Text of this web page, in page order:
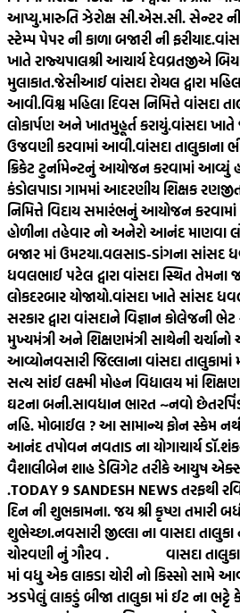
આપ્યુ.મારુતિ ઝેરોક્ષ સી.એસ.સી. સેન્ટર
સ્ટેમ્પ પેપર ની કાળા બજારી ની ફરીયાદ.
ખાતે રાજ્યપાલશ્રી આચાર્ય દેવવ્રતજીએ
મુલાકાત.જેસીઆઈ વાંસદા રોયલ દ્વારા
આવી.વિશ્વ મહિલા દિવસ નિમિત્તે વાંસદા
લોકાર્પણ અને ખાતમુહૂર્ત કરાયું.વાંસદા
ઉજવણી કરવામાં આવી.વાંસદા તાલુકાના
ક્રિકેટ ટુર્નામેન્ટનું આયોજન કરવામાં આવ્યું
કંડોલપાડા ગામમાં આદરણીય શિક્ષક
નિમિત્તે વિદાય સમારંભનું આયોજન
હોળીના તહેવાર નો અનેરો આનંદ માણવા
બજાર માં ઉમટયા.વલસાડ-ડાંગના સાંસદ
ધવલભાઈ પટેલ દ્વારા વાંસદા સ્થિત તેમના
લોકદરબાર યોજાયો.વાંસદા ખાતે સાંસદ
સરકાર દ્વારા વાંસદાને વિજ્ઞાન કોલેજની
મુખ્યમંત્રી અને શિક્ષણમંત્રી સાથેની
આવ્યોનવસારી જિલ્લાના વાંસદા
સત્ય સાંઈ લક્ષ્મી મોહન વિદ્યાલય માં
ઘટના બની.સાવધાન ભારત ~નવો
નહિ. મોબાઈલ ? આ સામાન્ય ફોન સ્કેમ
આનંદ તપોવન નવતાડ ના યોગાચાર્ય
વૈશાલીબેન શાહ ડેલિગેટ તરીકે આયુષ
.TODAY 9 SANDESH NEWS તરફથી
દિન ની શુભકામના. જય શ્રી કૃષ્ણ તમારી
શુભેચ્છા.નવસારી જીલ્લા ના વાસદા તાલુકા
ચોરવણી નું ગૌરવ . વાસદા
માં વધુ એક લાકડા ચોરી નો કિસ્સો સામે
ઝડપેલું લાકડું બીજા તાલુકા માં ઈટ ના ભટ્ટે